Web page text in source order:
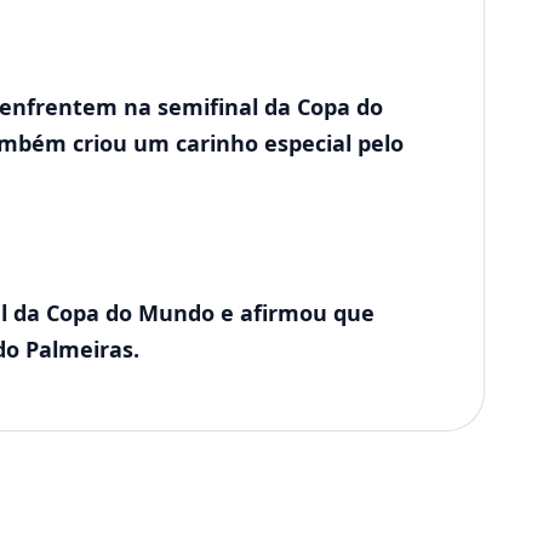
na semifinal da Copa do
criou um carinho especial pelo
Copa do Mundo e afirmou que
Palmeiras.